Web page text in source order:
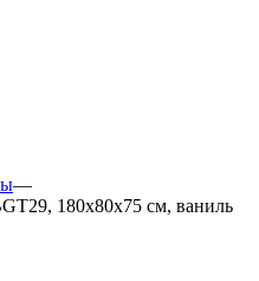
—
180х80х75 см, ваниль